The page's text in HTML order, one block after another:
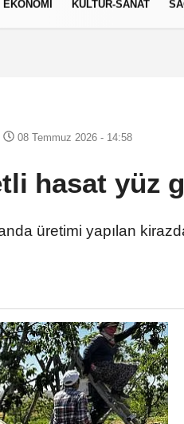
EKONOMİ KÜLTÜR-SANAT
08 Temmuz 2026 - 14:58
hasat yüz
üretimi yapılan